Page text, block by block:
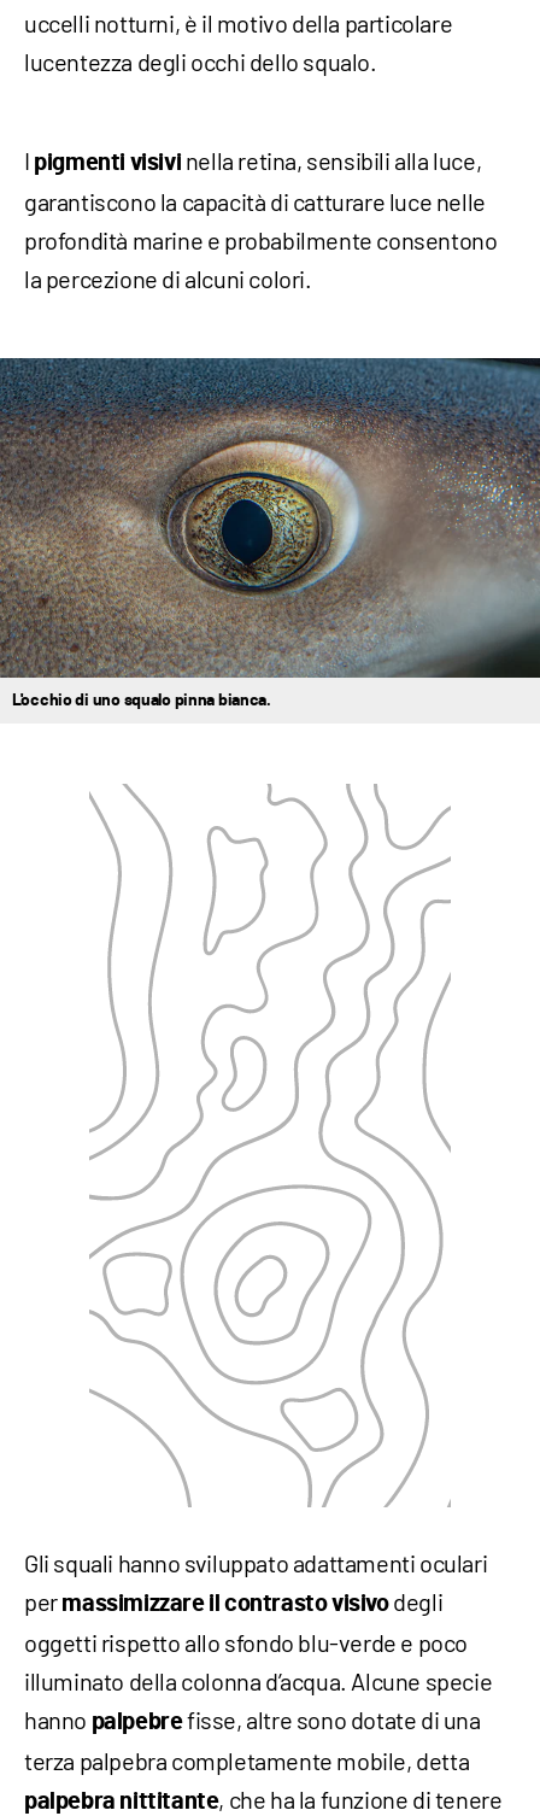
uccelli notturni, è il motivo della particolare
lucentezza degli occhi dello squalo.
I pigmenti visivi nella retina, sensibili alla luce,
garantiscono la capacità di catturare luce nelle
profondità marine e probabilmente consentono
la percezione di alcuni colori.
L'occhio di uno squalo pinna bianca.
Gli squali hanno sviluppato adattamenti oculari
per massimizzare il contrasto visivodegli
oggetti rispetto allo sfondo blu-verde e poco
illuminato della colonna d’acqua. Alcune specie
hanno palpebrefisse, altre sono dotate di una
terza palpebra completamente mobile, detta
palpebra nittitante, che ha la funzione di tenere